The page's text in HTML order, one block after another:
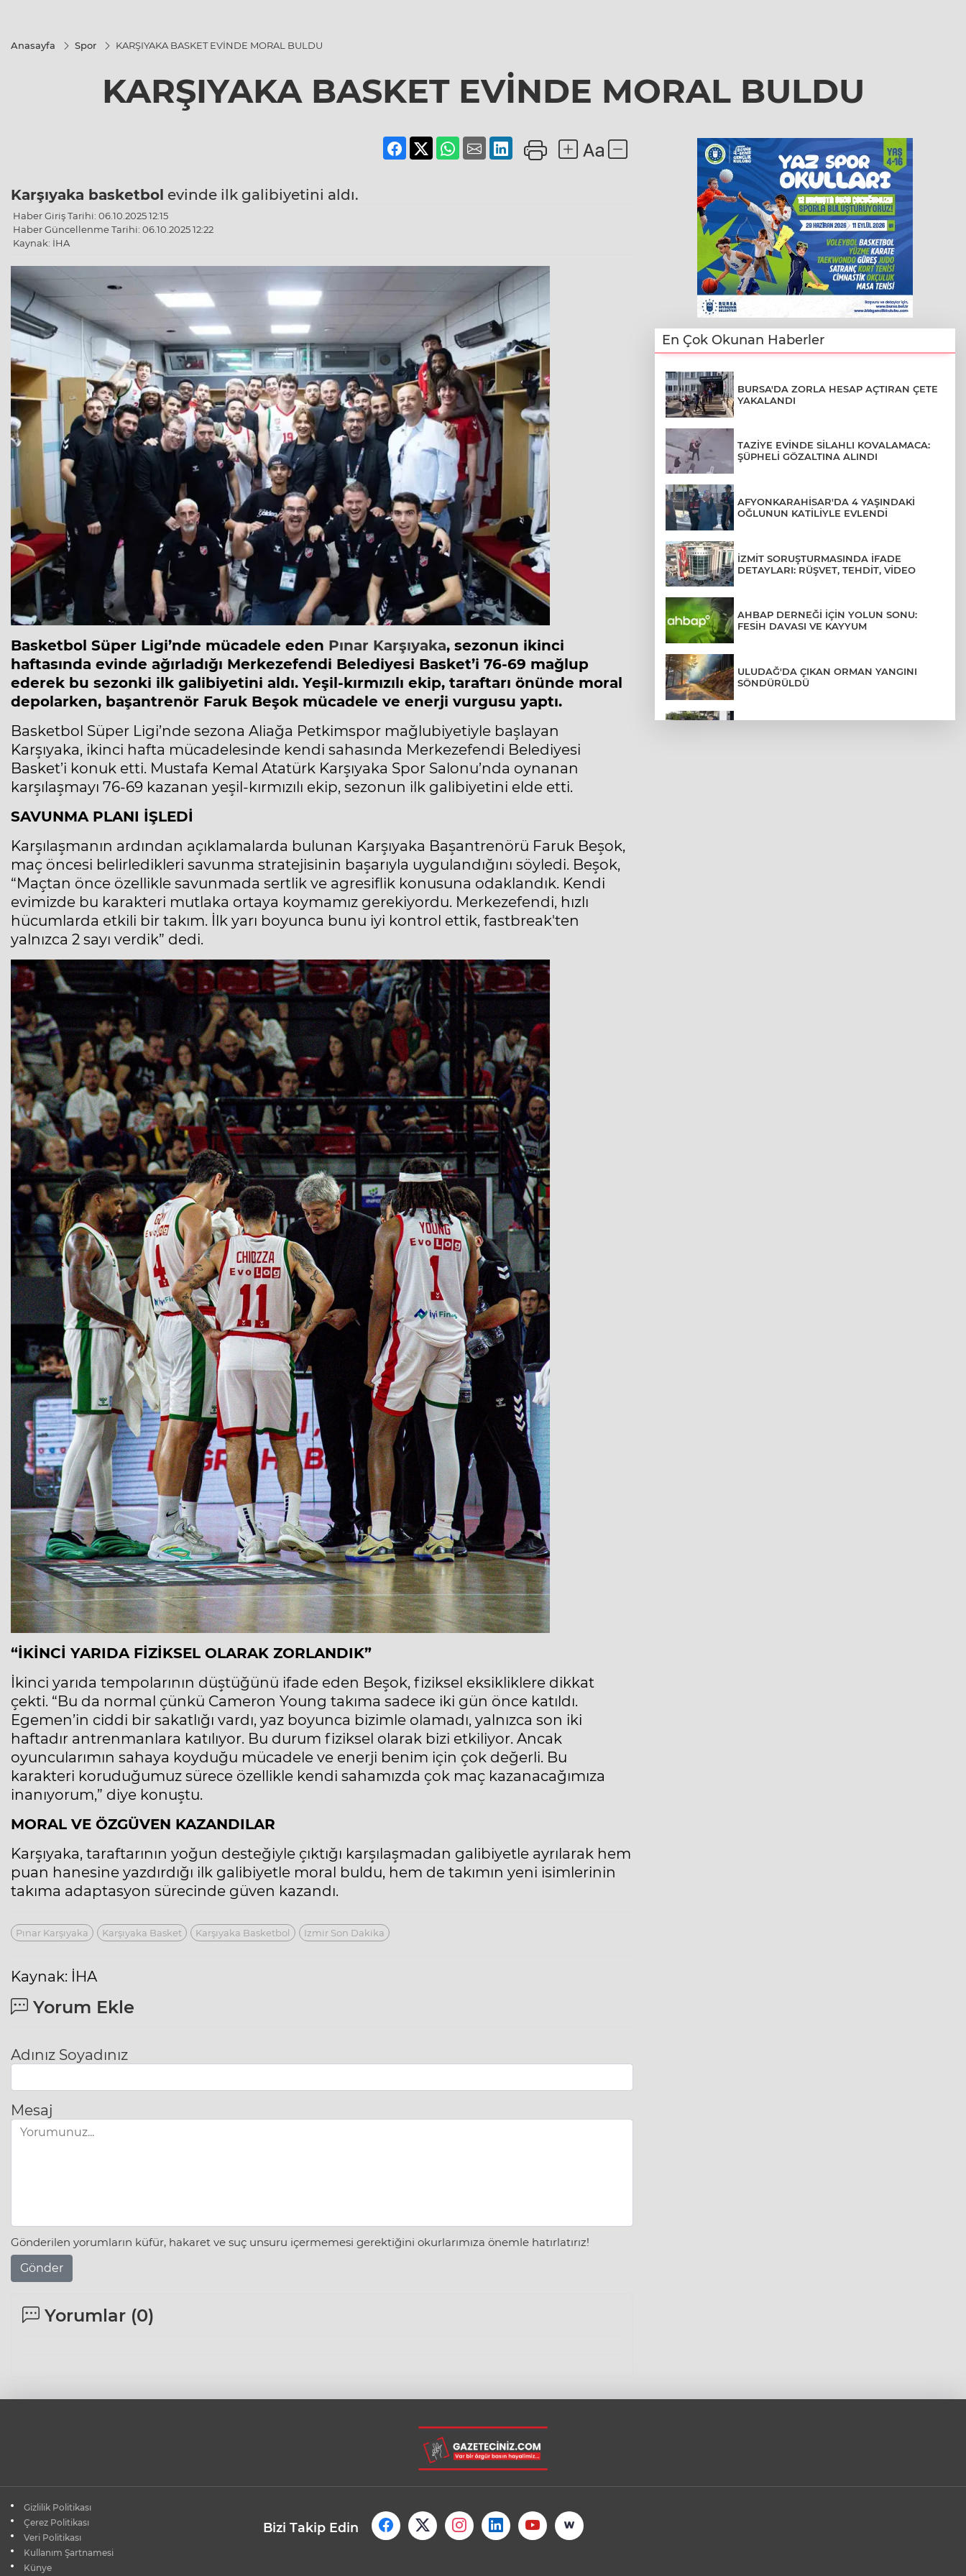
Anasayfa Spor KARŞIYAKA BASKET EVİNDE MORAL BULDU
KARŞIYAKA BASKET EVİNDE MORAL BULDU
Karşıyaka basketbol evinde ilk galibiyetini aldı.
Haber Giriş Tarihi: 06.10.2025 12:15
Haber Güncellenme Tarihi: 06.10.2025 12:22
Kaynak: İHA
Basketbol Süper Ligi’nde mücadele eden Pınar Karşıyaka, sezonun ikinci
haftasında evinde ağırladığı Merkezefendi Belediyesi Basket’i 76-69 mağlup
ederek bu sezonki ilk galibiyetini aldı. Yeşil-kırmızılı ekip, taraftarı önünde moral
depolarken, başantrenör Faruk Beşok mücadele ve enerji vurgusu yaptı.
Basketbol Süper Ligi’nde sezona Aliağa Petkimspor mağlubiyetiyle başlayan
Karşıyaka, ikinci hafta mücadelesinde kendi sahasında Merkezefendi Belediyesi
Basket’i konuk etti. Mustafa Kemal Atatürk Karşıyaka Spor Salonu’nda oynanan
karşılaşmayı 76-69 kazanan yeşil-kırmızılı ekip, sezonun ilk galibiyetini elde etti.
SAVUNMA PLANI İŞLEDİ
Karşılaşmanın ardından açıklamalarda bulunan Karşıyaka Başantrenörü Faruk Beşok,
maç öncesi belirledikleri savunma stratejisinin başarıyla uygulandığını söyledi. Beşok,
“Maçtan önce özellikle savunmada sertlik ve agresiflik konusuna odaklandık. Kendi
evimizde bu karakteri mutlaka ortaya koymamız gerekiyordu. Merkezefendi, hızlı
hücumlarda etkili bir takım. İlk yarı boyunca bunu iyi kontrol ettik, fastbreak'ten
yalnızca 2 sayı verdik” dedi.
“İKİNCİ YARIDA FİZİKSEL OLARAK ZORLANDIK”
İkinci yarıda tempolarının düştüğünü ifade eden Beşok, fiziksel eksikliklere dikkat
çekti. “Bu da normal çünkü Cameron Young takıma sadece iki gün önce katıldı.
Egemen’in ciddi bir sakatlığı vardı, yaz boyunca bizimle olamadı, yalnızca son iki
haftadır antrenmanlara katılıyor. Bu durum fiziksel olarak bizi etkiliyor. Ancak
oyuncularımın sahaya koyduğu mücadele ve enerji benim için çok değerli. Bu
karakteri koruduğumuz sürece özellikle kendi sahamızda çok maç kazanacağımıza
inanıyorum,” diye konuştu.
MORAL VE ÖZGÜVEN KAZANDILAR
Karşıyaka, taraftarının yoğun desteğiyle çıktığı karşılaşmadan galibiyetle ayrılarak hem
puan hanesine yazdırdığı ilk galibiyetle moral buldu, hem de takımın yeni isimlerinin
takıma adaptasyon sürecinde güven kazandı.
Pınar Karşıyaka Karşıyaka Basket Karşıyaka Basketbol Izmir Son Dakika
Kaynak: İHA
Yorum Ekle
Adınız Soyadınız
Mesaj
Gönderilen yorumların küfür, hakaret ve suç unsuru içermemesi gerektiğini okurlarımıza önemle hatırlatırız!
Gönder
Yorumlar (0)
En Çok Okunan Haberler
BURSA'DA ZORLA HESAP AÇTIRAN ÇETE
YAKALANDI
TAZİYE EVİNDE SİLAHLI KOVALAMACA:
ŞÜPHELİ GÖZALTINA ALINDI
AFYONKARAHİSAR'DA 4 YAŞINDAKİ
OĞLUNUN KATİLİYLE EVLENDİ
İZMİT SORUŞTURMASINDA İFADE
DETAYLARI: RÜŞVET, TEHDİT, VİDEO
AHBAP DERNEĞİ İÇİN YOLUN SONU:
FESİH DAVASI VE KAYYUM
ULUDAĞ'DA ÇIKAN ORMAN YANGINI
SÖNDÜRÜLDÜ
Gizlilik Politikası
Çerez Politikası
Veri Politikası
Kullanım Şartnamesi
Künye
Bizi Takip Edin